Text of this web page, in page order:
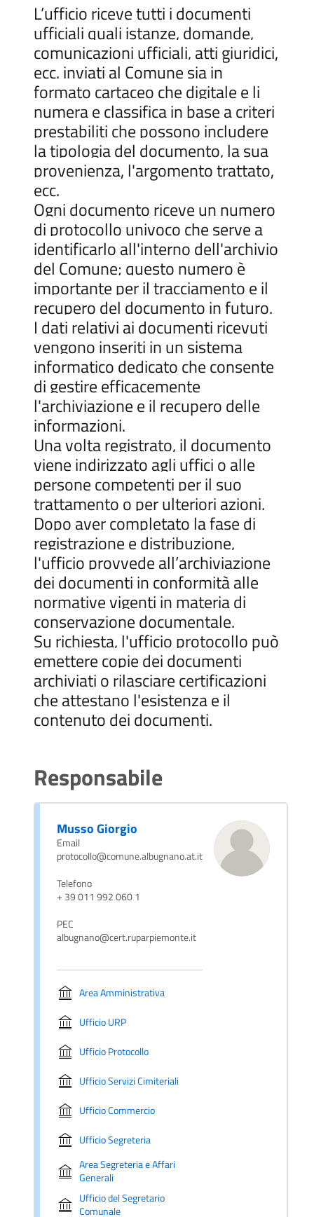
L’ufficio riceve tutti i documenti
ufficiali quali istanze, domande,
comunicazioni ufficiali, atti giuridici,
ecc. inviati al Comune sia in
formato cartaceo che digitale e li
numera e classifica in base a criteri
prestabiliti che possono includere
la tipologia del documento, la sua
provenienza, l'argomento trattato,
ecc.
Ogni documento riceve un numero
di protocollo univoco che serve a
identificarlo all'interno dell'archivio
del Comune; questo numero è
importante per il tracciamento e il
recupero del documento in futuro.
I dati relativi ai documenti ricevuti
vengono inseriti in un sistema
informatico dedicato che consente
di gestire efficacemente
l'archiviazione e il recupero delle
informazioni.
Una volta registrato, il documento
viene indirizzato agli uffici o alle
persone competenti per il suo
trattamento o per ulteriori azioni.
Dopo aver completato la fase di
registrazione e distribuzione,
l'ufficio provvede all’archiviazione
dei documenti in conformità alle
normative vigenti in materia di
conservazione documentale.
Su richiesta, l'ufficio protocollo può
emettere copie dei documenti
archiviati o rilasciare certificazioni
che attestano l'esistenza e il
contenuto dei documenti.
Responsabile
Musso Giorgio
Email
protocollo@comune.albugnano.at.it
Telefono
+ 39 011 992 060 1
PEC
albugnano@cert.ruparpiemonte.it
Area Amministrativa
Ufficio URP
Ufficio Protocollo
Ufficio Servizi Cimiteriali
Ufficio Commercio
Ufficio Segreteria
Area Segreteria e Affari
Generali
Ufficio del Segretario
Comunale